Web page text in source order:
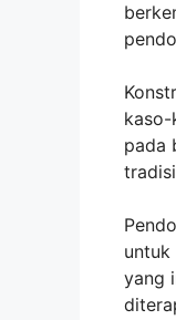
kaso-
pada
untuk
yang